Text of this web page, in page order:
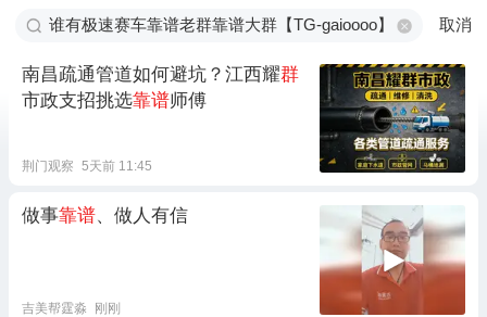
取消
南昌疏通管道如何避坑？江西耀群
市政支招挑选靠谱师傅
荆门观察 5天前 11:45
做事靠谱、做人有信
吉美帮霆淼 刚刚